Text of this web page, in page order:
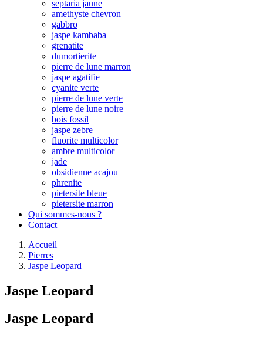
septaria jaune
amethyste chevron
gabbro
jaspe kambaba
grenatite
dumortierite
pierre de lune marron
jaspe agatifie
cyanite verte
pierre de lune verte
pierre de lune noire
bois fossil
jaspe zebre
fluorite multicolor
ambre multicolor
jade
obsidienne acajou
phrenite
pietersite bleue
pietersite marron
Qui sommes-nous ?
Contact
Accueil
Pierres
Jaspe Leopard
Jaspe Leopard
Jaspe Leopard